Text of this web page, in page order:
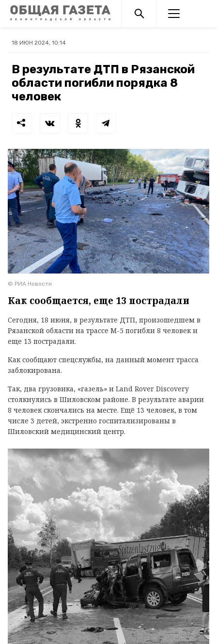
18 ИЮН 2024, 10:14
В результате ДТП в Рязанской
области погибли порядка 8
человек
© РИА Новости
Как сообщается, еще 13 пострадали
Сегодня, 18 июня, в результате ДТП, произошедшем в
Рязанской области на трассе М-5 погибли 8 человек и
еще 13 пострадали.
Как сообщают спецслужбы, на данный момент трасса
заблокирована.
Так, два грузовика, «газель» и Land Rover Discovery
столкнулись в Шиловском районе. В результате аварии
8 человек скончались на месте. Ещё 13 человек, в том
числе 3 детей, экстренно госпитализированы в
Шиловский медицинский центр.